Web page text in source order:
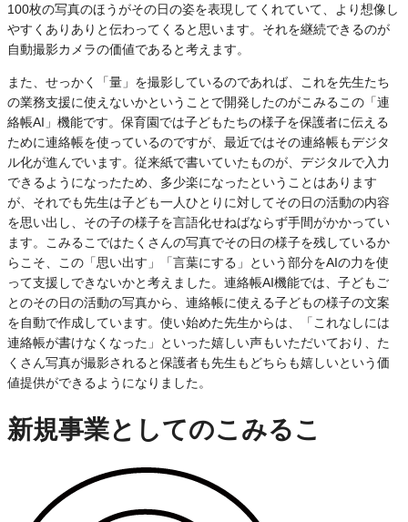
100枚の写真のほうがその日の姿を表現してくれていて、より想像し
やすくありありと伝わってくると思います。それを継続できるのが
自動撮影カメラの価値であると考えます。
また、せっかく「量」を撮影しているのであれば、これを先生たち
の業務支援に使えないかということで開発したのがこみるこの「連
絡帳AI」機能です。保育園では子どもたちの様子を保護者に伝える
ために連絡帳を使っているのですが、最近ではその連絡帳もデジタ
ル化が進んでいます。従来紙で書いていたものが、デジタルで入力
できるようになったため、多少楽になったということはあります
が、それでも先生は子ども一人ひとりに対してその日の活動の内容
を思い出し、その子の様子を言語化せねばならず手間がかかってい
ます。こみるこではたくさんの写真でその日の様子を残しているか
らこそ、この「思い出す」「言葉にする」という部分をAIの力を使
って支援しできないかと考えました。連絡帳AI機能では、子どもご
とのその日の活動の写真から、連絡帳に使える子どもの様子の文案
を自動で作成しています。使い始めた先生からは、「これなしには
連絡帳が書けなくなった」といった嬉しい声もいただいており、た
くさん写真が撮影されると保護者も先生もどちらも嬉しいという価
値提供ができるようになりました。
新規事業としてのこみるこ